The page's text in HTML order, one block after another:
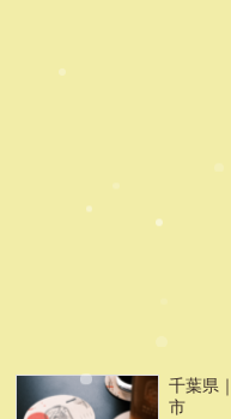
千葉県
市